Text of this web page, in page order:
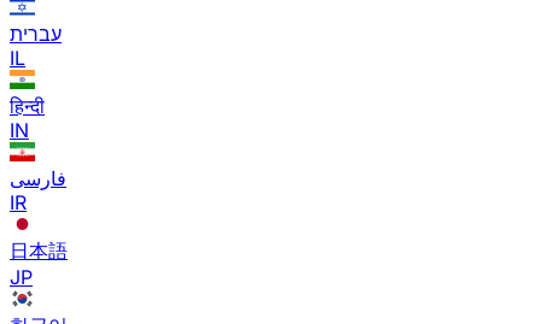
עברית
IL
हिन्दी
IN
فارسی
IR
日本語
JP